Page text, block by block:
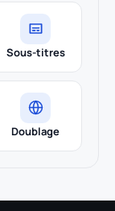
Sous-titres
Doublage